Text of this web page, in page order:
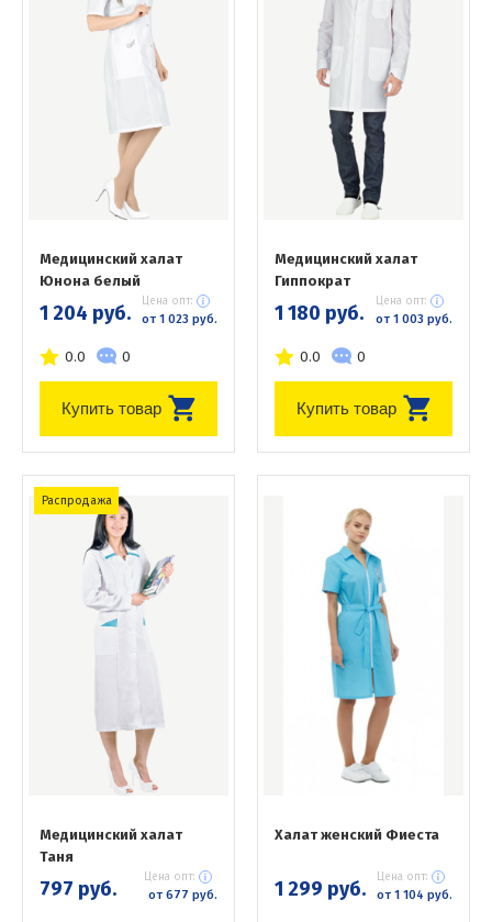
Медицинский халат
Юнона белый
1 204 руб. Цена опт:
от 1 023 руб.
0.0 0
Купить товар
Медицинский халат
Гиппократ
1 180 руб. Цена опт:
от 1 003 руб.
0.0 0
Купить товар
Распродажа
Медицинский халат
Таня
797 руб. Цена опт:
от 677 руб.
Халат женский Фиеста
1 299 руб. Цена опт:
от 1 104 руб.